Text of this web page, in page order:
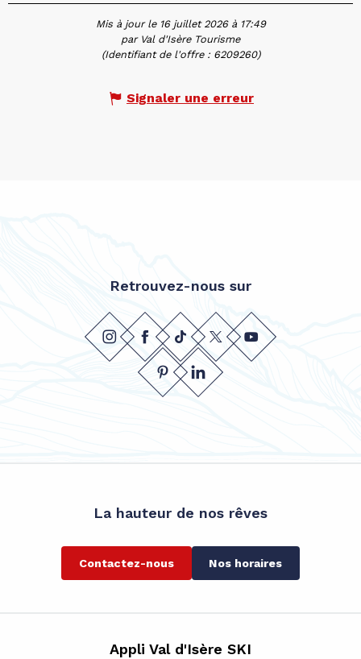
Mis à jour le 16 juillet 2026 à 17:49
par Val d'Isère Tourisme
(Identifiant de l'offre : 6209260)
Signaler une erreur
Retrouvez-nous sur
La hauteur de nos rêves
Contactez-nous Nos horaires
Appli Val d'Isère SKI